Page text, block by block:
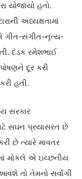
યોજાયો હતો.
અધ્યક્ષતામાં
ગીત-સંગીત-નૃત્ય-
દંડક રમેશભાઈ
દૂર કરી
હતી.
સરકાર
સઘન પ્રયાસરત છે
છે ત્યારે માવતર
મોકલે એ ઇચ્છનીય
તો તેમનો સર્વાગી